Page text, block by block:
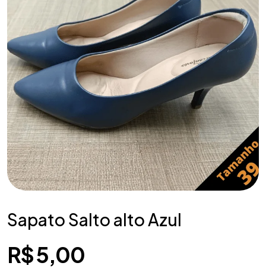
Sapato Salto alto Azul
R$5,00